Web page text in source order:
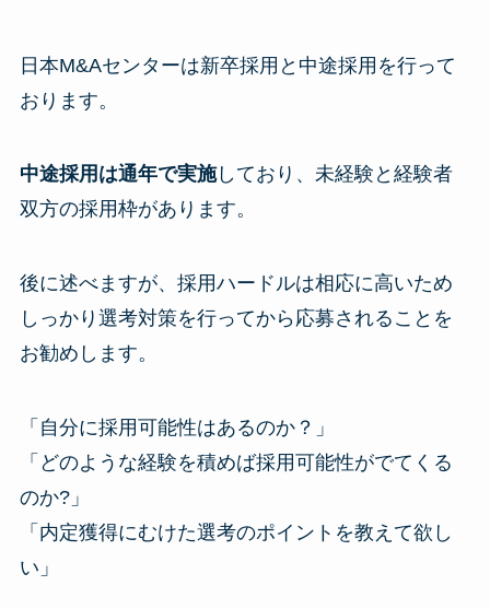
日本M&Aセンターは新卒採用と中途採用を行って
おります。
中途採用は通年で実施しており、未経験と経験者
双方の採用枠があります。
後に述べますが、採用ハードルは相応に高いため
しっかり選考対策を行ってから応募されることを
お勧めします。
「自分に採用可能性はあるのか？」
「どのような経験を積めば採用可能性がでてくる
のか?」
「内定獲得にむけた選考のポイントを教えて欲し
い」